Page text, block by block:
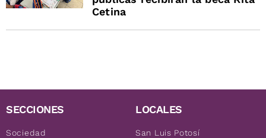
Cetina
SECCIONES
Sociedad
LOCALES
San Luis Potosí